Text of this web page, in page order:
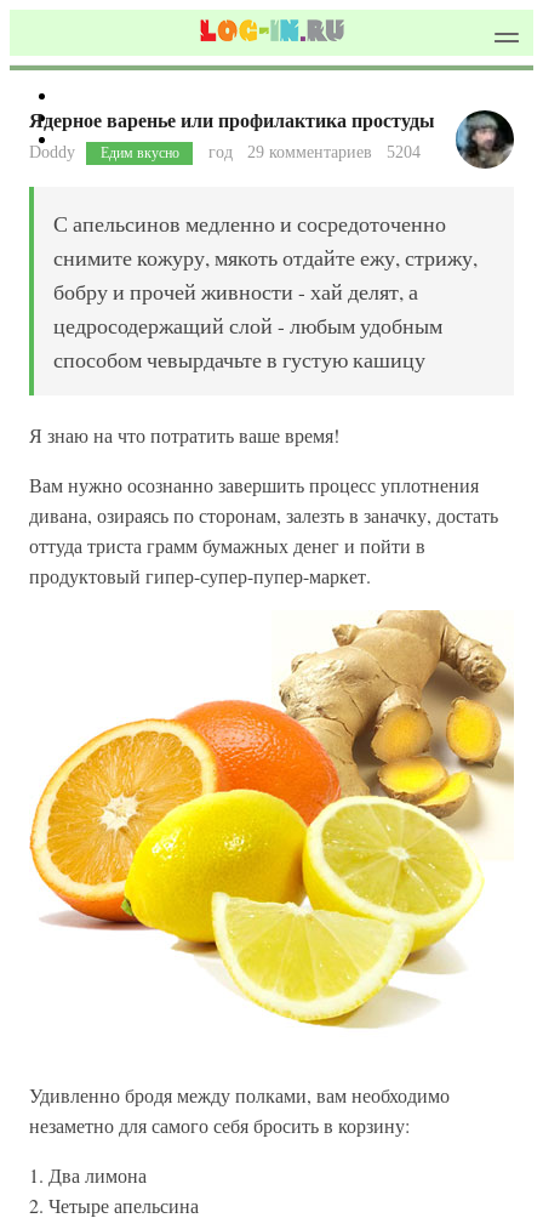
Ядерное варенье или профилактика простуды
Doddy Едим вкусно год 29 комментариев 5204
С апельсинов медленно и сосредоточенно
снимите кожуру, мякоть отдайте ежу, стрижу,
бобру и прочей живности - хай делят, а
цедросодержащий слой - любым удобным
способом чевырдачьте в густую кашицу
Я знаю на что потратить ваше время!
Вам нужно осознанно завершить процесс уплотнения
дивана, озираясь по сторонам, залезть в заначку, достать
оттуда триста грамм бумажных денег и пойти в
продуктовый гипер-супер-пупер-маркет.
Удивленно бродя между полками, вам необходимо
незаметно для самого себя бросить в корзину:
1. Два лимона
2. Четыре апельсина